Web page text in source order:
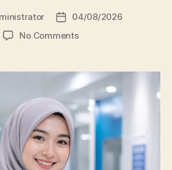
Post04/08/2026
No Commentson
Unissula
Catatkan
Prestasi
Membanggakan,
100%
Mahasiswanya